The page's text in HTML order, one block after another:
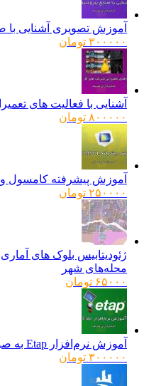
آموزش تصویری آشنایی با
۳۰۰۰۰۰ تومان
آشنایی با فعالیت های
۸۰۰۰۰۰ تومان
آموزش پیشرفته کامسول
۲۵۰۰۰۰ تومان
محله‌های شهر
۶۵۰۰۰ تومان
آموزش نرم‌افزار Etap به صورت تصویری
۳۰۰۰۰۰ تومان